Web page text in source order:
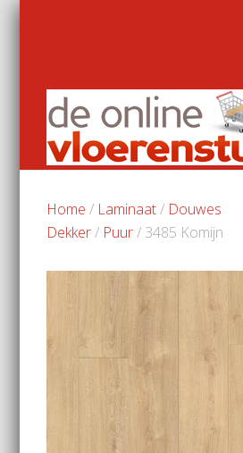
Home / Laminaat/ Douwes
Dekker/ Puur/ 3485 Komijn